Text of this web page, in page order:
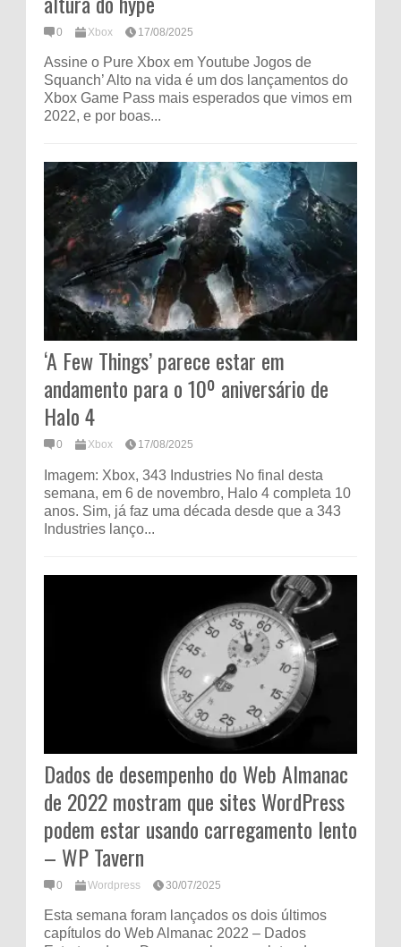
0 Xbox 17/08/2025
Assine o Pure Xbox em Youtube Jogos de
Squanch’ Alto na vida é um dos lançamentos do
Xbox Game Pass mais esperados que vimos em
2022, e por boas...
‘A Few Things’ parece estar em
andamento para o 10º aniversário de
Halo 4
0 Xbox 17/08/2025
Imagem: Xbox, 343 Industries No final desta
semana, em 6 de novembro, Halo 4 completa 10
anos. Sim, já faz uma década desde que a 343
Industries lanço...
Dados de desempenho do Web Almanac
de 2022 mostram que sites WordPress
podem estar usando carregamento lento
– WP Tavern
0 Wordpress 30/07/2025
Esta semana foram lançados os dois últimos
capítulos do Web Almanac 2022 – Dados